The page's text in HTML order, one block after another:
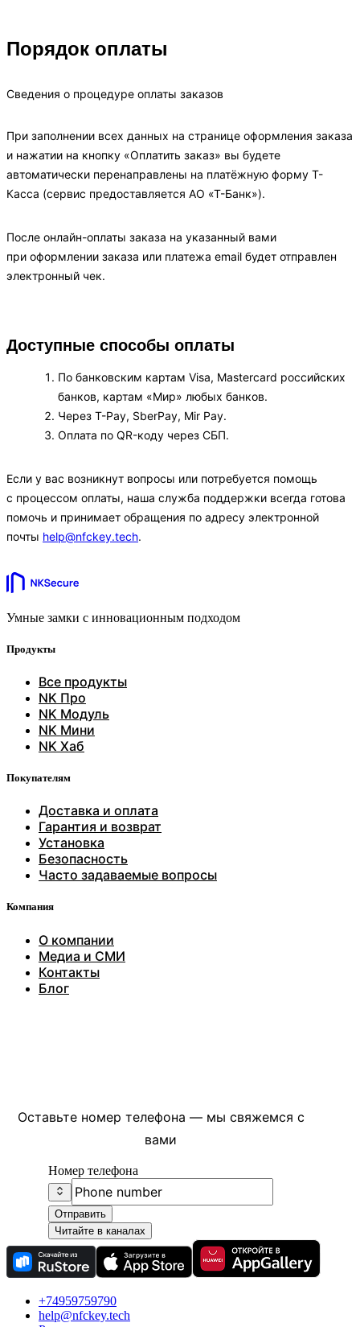
Порядок оплаты
Сведения о процедуре оплаты заказов
При заполнении всех данных на странице оформления заказа
и нажатии на кнопку «Оплатить заказ» вы будете
автоматически перенаправлены на платёжную форму Т-
Касса (сервис предоставляется АО «Т-Банк»).
После онлайн-оплаты заказа на указанный вами
при оформлении заказа или платежа email будет отправлен
электронный чек.
Доступные способы оплаты
По банковским картам Visa, Mastercard российских
банков, картам «Мир» любых банков.
Через T-Pay, SberPay, Mir Pay.
Оплата по QR-коду через СБП.
Если у вас возникнут вопросы или потребуется помощь
с процессом оплаты, наша служба поддержки всегда готова
помочь и принимает обращения по адресу электронной
почты help@nfckey.tech.
Умные замки с инновационным подходом
Продукты
Все продукты
NK Про
NK Модуль
NK Мини
NK Хаб
Покупателям
Доставка и оплата
Гарантия и возврат
Установка
Безопасность
Часто задаваемые вопросы
Компания
О компании
Медиа и СМИ
Контакты
Блог
Оставьте номер телефона — мы свяжемся с
вами
Номер телефона
Отправить
Читайте в каналах
+74959759790
help@nfckey.tech